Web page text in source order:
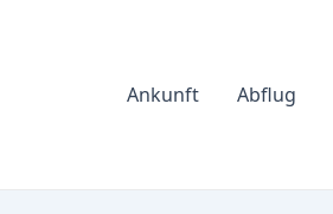
Ankunft Abflug